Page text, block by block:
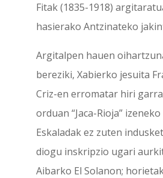
Fitak (1835-1918)
hasierako Antzinateko
Argitalpen hauen
bereziki, Xabierko jesuita
Criz-en erromatar hiri
orduan “Jaca-Rioja”
Eskaladak ez zuten
diogu inskripzio ugari
Aibarko El Solanon;